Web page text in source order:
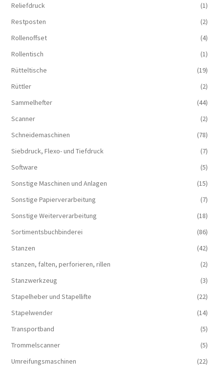
Reliefdruck
(1)
Restposten
(2)
Rollenoffset
(4)
Rollentisch
(1)
Rütteltische
(19)
Rüttler
(2)
Sammelhefter
(44)
Scanner
(2)
Schneidemaschinen
(78)
Siebdruck, Flexo- und Tiefdruck
(7)
Software
(5)
Sonstige Maschinen und Anlagen
(15)
Sonstige Papierverarbeitung
(7)
Sonstige Weiterverarbeitung
(18)
Sortimentsbuchbinderei
(86)
Stanzen
(42)
stanzen, falten, perforieren, rillen
(2)
Stanzwerkzeug
(3)
Stapelheber und Stapellifte
(22)
Stapelwender
(14)
Transportband
(5)
Trommelscanner
(5)
Umreifungsmaschinen
(22)